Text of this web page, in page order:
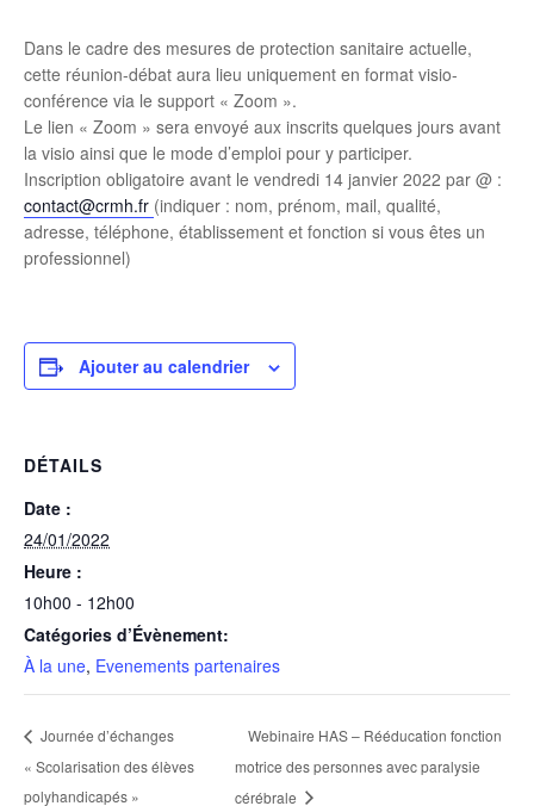
Dans le cadre des mesures de protection sanitaire actuelle,
cette réunion-débat aura lieu uniquement en format visio-
conférence via le support « Zoom ».
Le lien « Zoom » sera envoyé aux inscrits quelques jours avant
la visio ainsi que le mode d’emploi pour y participer.
Inscription obligatoire avant le vendredi 14 janvier 2022 par @ :
contact@crmh.fr (indiquer : nom, prénom, mail, qualité,
adresse, téléphone, établissement et fonction si vous êtes un
professionnel)
Ajouter au calendrier
DÉTAILS
Date :
24/01/2022
Heure :
10h00 - 12h00
Catégories d’Évènement:
À la une, Evenements partenaires
Journée d’échanges
« Scolarisation des élèves
polyhandicapés »
Webinaire HAS – Rééducation fonction
motrice des personnes avec paralysie
cérébrale